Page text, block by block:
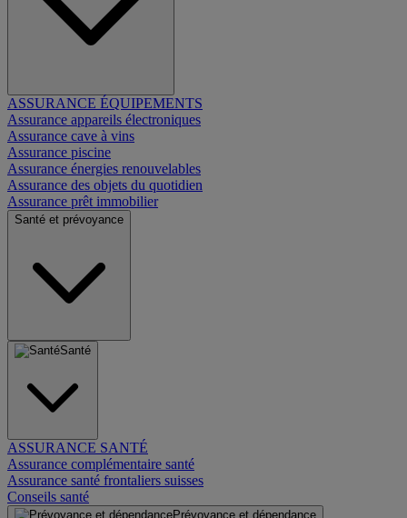
ASSURANCE ÉQUIPEMENTS
Assurance appareils électroniques
Assurance cave à vins
Assurance piscine
Assurance énergies renouvelables
Assurance des objets du quotidien
Assurance prêt immobilier
Santé et prévoyance
Santé
ASSURANCE SANTÉ
Assurance complémentaire santé
Assurance santé frontaliers suisses
Conseils santé
Prévoyance et dépendance